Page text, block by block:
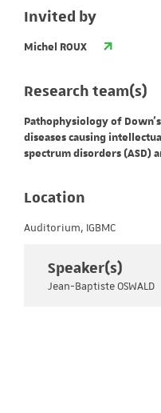
Invited by
Michel ROUX
Research team(s)
Pathophysiology of
diseases causing
spectrum disorders (ASD)
Location
Auditorium, IGBMC
Speaker(s)
Jean-Baptiste OSWALD